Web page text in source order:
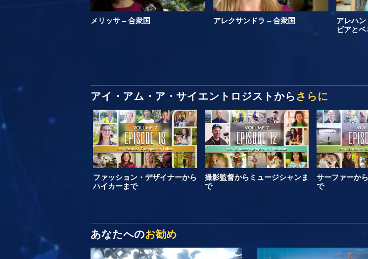
メリッサ – 合衆国 アレクサンドラ – 合衆国
アレハ
ビアと
アイ・アム・ア・サイエントロジストからさらに
ファッション・デザイナーから
ハイカーまで
撮影監督からミュージシャンま
で
サーファーか
で
あなたへのお勧め